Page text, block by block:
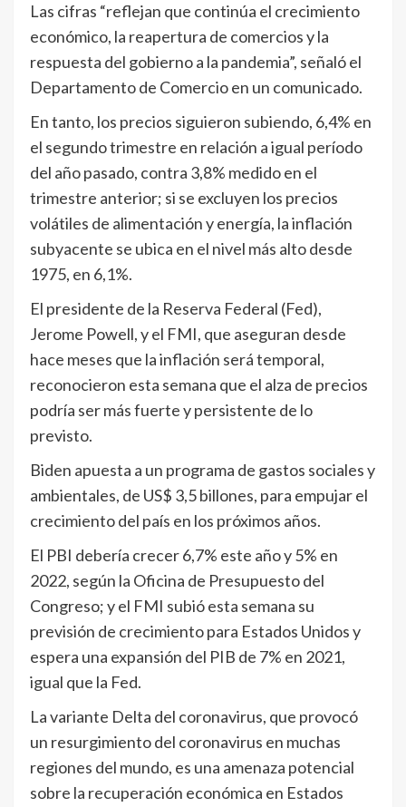
Las cifras “reflejan que continúa el crecimiento
económico, la reapertura de comercios y la
respuesta del gobierno a la pandemia”, señaló el
Departamento de Comercio en un comunicado.
En tanto, los precios siguieron subiendo, 6,4% en
el segundo trimestre en relación a igual período
del año pasado, contra 3,8% medido en el
trimestre anterior; si se excluyen los precios
volátiles de alimentación y energía, la inflación
subyacente se ubica en el nivel más alto desde
1975, en 6,1%.
El presidente de la Reserva Federal (Fed),
Jerome Powell, y el FMI, que aseguran desde
hace meses que la inflación será temporal,
reconocieron esta semana que el alza de precios
podría ser más fuerte y persistente de lo
previsto.
Biden apuesta a un programa de gastos sociales y
ambientales, de US$ 3,5 billones, para empujar el
crecimiento del país en los próximos años.
El PBI debería crecer 6,7% este año y 5% en
2022, según la Oficina de Presupuesto del
Congreso; y el FMI subió esta semana su
previsión de crecimiento para Estados Unidos y
espera una expansión del PIB de 7% en 2021,
igual que la Fed.
La variante Delta del coronavirus, que provocó
un resurgimiento del coronavirus en muchas
regiones del mundo, es una amenaza potencial
sobre la recuperación económica en Estados